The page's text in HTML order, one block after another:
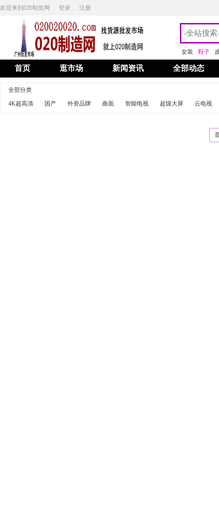
欢迎来到020制造网 登录 注册
女装 鞋子
首页 逛市场 新闻资讯 全部动态
全部分类
4K超高清
国产 外资品牌 曲面 智能电视 超级大屏 云电视